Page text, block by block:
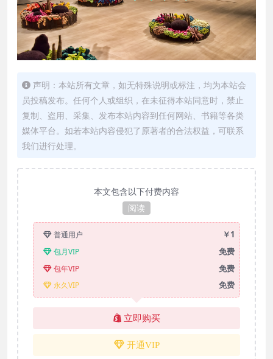
声明：本站所有文章，如无特殊说明或标注，均为本站会
员投稿发布。任何个人或组织，在未征得本站同意时，禁止
复制、盗用、采集、发布本站内容到任何网站、书籍等各类
媒体平台。如若本站内容侵犯了原著者的合法权益，可联系
我们进行处理。
本文包含以下付费内容
阅读
普通用户 ￥1
包月VIP 免费
包年VIP 免费
永久VIP 免费
立即购买
开通VIP